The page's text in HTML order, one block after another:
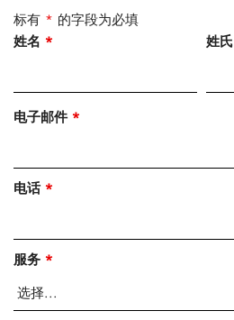
标有 * 的字段为必填
姓名 * 姓氏
电子邮件 *
电话 *
服务 *